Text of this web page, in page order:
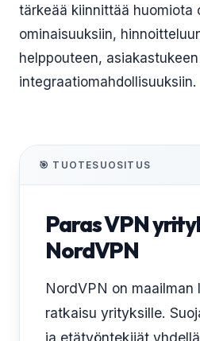
tärkeää kiinnittää huomiota
ominaisuuksiin,
helppouteen,
integraatiomahdollisuuksiin.
🎯 TUOTESUOSITUS
Paras VPN
NordVPN
NordVPN on
ratkaisu yrityksille.
ja etätyöntekijät